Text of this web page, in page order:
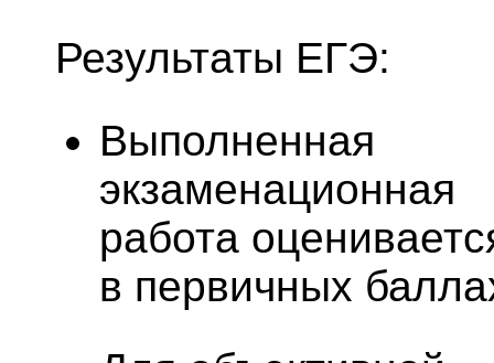
Результаты ЕГЭ:
Выполненная
экзаменационная
работа
в первичных